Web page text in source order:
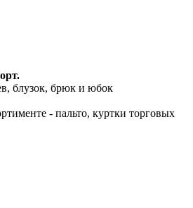
блузок, брюк и юбок
- пальто, куртки торговых